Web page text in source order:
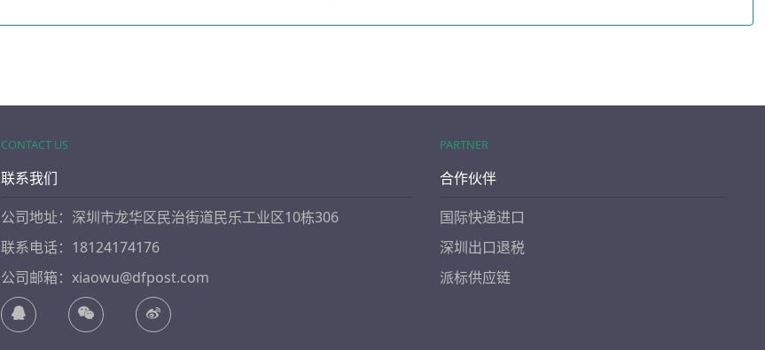
CONTACT US
联系我们
公司地址：深圳市龙华区民治街道民乐工业区10栋306
联系电话：18124174176
公司邮箱：xiaowu@dfpost.com
PARTNER
合作伙伴
国际快递进口
深圳出口退税
派标供应链